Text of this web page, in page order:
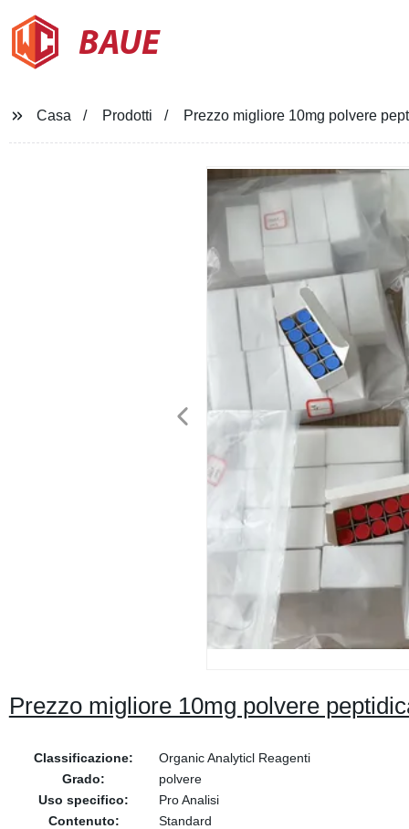
BAUE
Casa Prodotti Prezzo migliore 10mg polvere
Prezzo migliore 10mg polvere
Classificazione:
Organic Analyticl Reagenti
Grado:
polvere
Uso specifico:
Pro Analisi
Contenuto:
Standard